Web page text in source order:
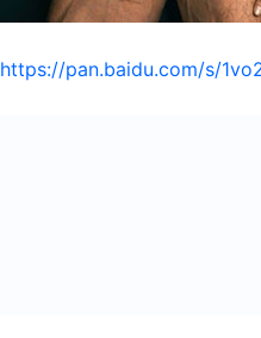
https://pan.baidu.com/s/